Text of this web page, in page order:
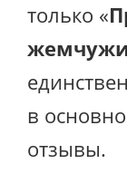
только «
в
отзывы.